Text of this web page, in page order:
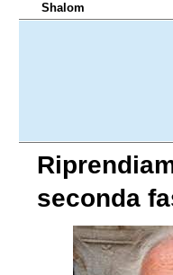
Shalom
seconda